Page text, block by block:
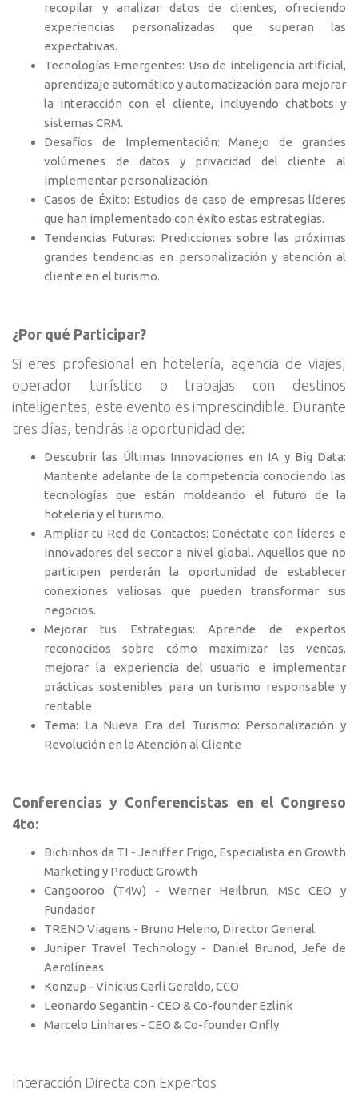
recopilar y analizar datos de clientes, ofreciendo
experiencias personalizadas que superan las
expectativas.
Tecnologías Emergentes: Uso de inteligencia artificial,
aprendizaje automático y automatización para mejorar
la interacción con el cliente, incluyendo chatbots y
sistemas CRM.
Desafíos de Implementación: Manejo de grandes
volúmenes de datos y privacidad del cliente al
implementar personalización.
Casos de Éxito: Estudios de caso de empresas líderes
que han implementado con éxito estas estrategias.
Tendencias Futuras: Predicciones sobre las próximas
grandes tendencias en personalización y atención al
cliente en el turismo.
¿Por qué Participar?
Si eres profesional en hotelería, agencia de viajes,
operador turístico o trabajas con destinos
inteligentes, este evento es imprescindible. Durante
tres días, tendrás la oportunidad de:
Descubrir las Últimas Innovaciones en IA y Big Data:
Mantente adelante de la competencia conociendo las
tecnologías que están moldeando el futuro de la
hotelería y el turismo.
Ampliar tu Red de Contactos: Conéctate con líderes e
innovadores del sector a nivel global. Aquellos que no
participen perderán la oportunidad de establecer
conexiones valiosas que pueden transformar sus
negocios.
Mejorar tus Estrategias: Aprende de expertos
reconocidos sobre cómo maximizar las ventas,
mejorar la experiencia del usuario e implementar
prácticas sostenibles para un turismo responsable y
rentable.
Tema: La Nueva Era del Turismo: Personalización y
Revolución en la Atención al Cliente
Conferencias y Conferencistas en el Congreso
4to:
Bichinhos da TI - Jeniffer Frigo, Especialista en Growth
Marketing y Product Growth
Cangooroo (T4W) - Werner Heilbrun, MSc CEO y
Fundador
TREND Viagens - Bruno Heleno, Director General
Juniper Travel Technology - Daniel Brunod, Jefe de
Aerolíneas
Konzup - Vinícius Carli Geraldo, CCO
Leonardo Segantin - CEO & Co-founder Ezlink
Marcelo Linhares - CEO & Co-founder Onfly
Interacción Directa con Expertos